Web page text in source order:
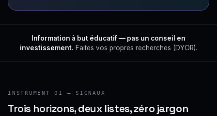
Information à but éducatif — pas un conseil en
investissement. Faites vos propres recherches (DYOR).
INSTRUMENT 01 — SIGNAUX
Trois horizons, deux listes, zéro jargon